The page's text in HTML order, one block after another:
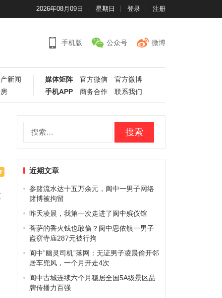
2026年08月09日 星期日 登录 注册
手机版 公众号 微博
新闻
媒体矩阵 官方微信
官方微博
手机APP
商务合作 联系我们
近期文章
参赌流水达十五万余元，阆中一男子网络
赌博被拘留
昨天凌晨，我第一次走进了阆中殡仪馆
菩萨的香火钱也敢偷？阆中思依镇一男子
盗窃寺庙287元被行拘
阆中”幽灵司机”落网：无证男子凌晨偷开邻
居车兜风，一个月开走4次
阆中古城连续六个月稳居全国5A级景区品
牌传播力百强